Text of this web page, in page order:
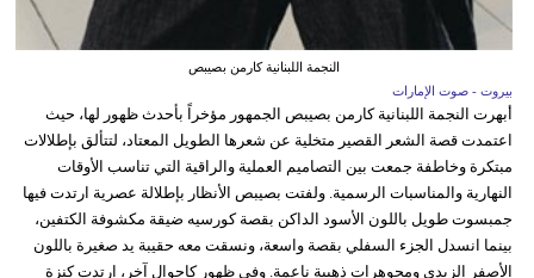
النجمة اللبنانية كارمن بصيبص
بيروت - صوت الإمارات
أبهرت النجمة اللبنانية كارمن بصيبص الجمهور مؤخراً بأحدث ظهور لها، حيث
اعتمدت قصة الشعر القصير متخلية عن شعرها الطويل المعتاد، لتتألق بإطلالات
مبتكرة وخاطفة جمعت بين التصاميم العملية والراقية التي تناسب الأوقات
النهارية والمناسبات الرسمية. ولفتت بصيبص الأنظار بإطلالة عصرية ارتدت فيها
جمبسوت طويل باللون الأسود الداكن بقصة كورسيه ضيقة مكشوفة الكتفين،
بينما انسدل الجزء السفلي بقصة واسعة، ونسقت معه حقيبة يد صغيرة باللون
الأصفر الزبدي ومجوهرات ذهبية ناعمة. وفي ظهور كاجوال آخر، ارتدت كنزة